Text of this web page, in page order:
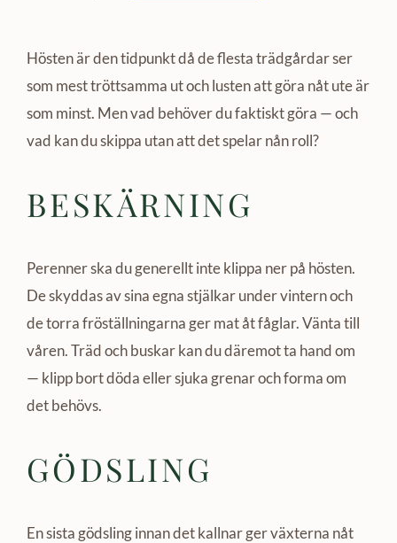
Hösten är den tidpunkt då de flesta trädgårdar ser
som mest tröttsamma ut och lusten att göra nåt ute är
som minst. Men vad behöver du faktiskt göra — och
vad kan du skippa utan att det spelar nån roll?
BESKÄRNING
Perenner ska du generellt inte klippa ner på hösten.
De skyddas av sina egna stjälkar under vintern och
de torra fröställningarna ger mat åt fåglar. Vänta till
våren. Träd och buskar kan du däremot ta hand om
— klipp bort döda eller sjuka grenar och forma om
det behövs.
GÖDSLING
En sista gödsling innan det kallnar ger växterna nåt